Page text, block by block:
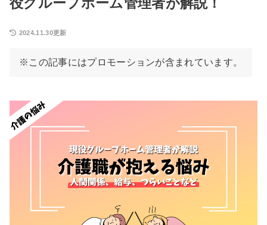
2024.11.30更新
※この記事にはプロモーションが含まれています。